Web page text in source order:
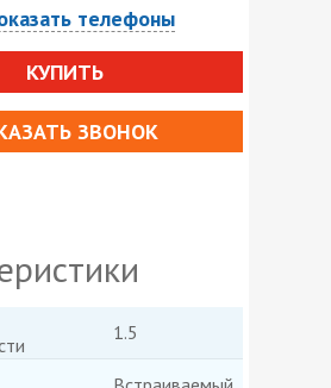
телефоны
КУПИТЬ
ЗВОНОК
1.5